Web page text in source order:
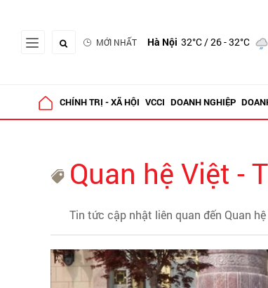
MỚI NHẤT Hà Nội 32°C/ 26 - 32°C
CHÍNH TRỊ - XÃ HỘI VCCI DOANH NGHIỆP
Quan hệ Việt -
Tin tức cập nhật liên quan đến Quan hệ